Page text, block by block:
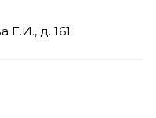
Е.И., д. 161